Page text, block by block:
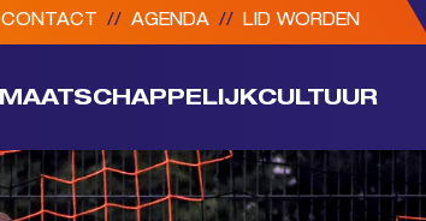
CONTACT // AGENDA // LID WORDEN
MAATSCHAPPELIJKCULTUUR